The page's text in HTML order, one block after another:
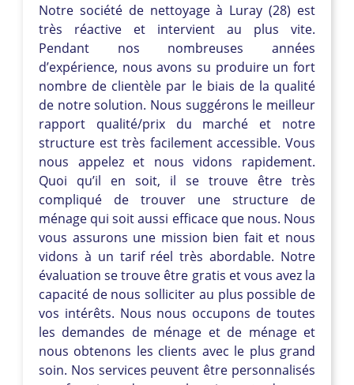
Notre société de nettoyage à Luray (28) est
très réactive et intervient au plus vite.
Pendant nos nombreuses années
d’expérience, nous avons su produire un fort
nombre de clientèle par le biais de la qualité
de notre solution. Nous suggérons le meilleur
rapport qualité/prix du marché et notre
structure est très facilement accessible. Vous
nous appelez et nous vidons rapidement.
Quoi qu’il en soit, il se trouve être très
compliqué de trouver une structure de
ménage qui soit aussi efficace que nous. Nous
vous assurons une mission bien fait et nous
vidons à un tarif réel très abordable. Notre
évaluation se trouve être gratis et vous avez la
capacité de nous solliciter au plus possible de
vos intérêts. Nous nous occupons de toutes
les demandes de ménage et de ménage et
nous obtenons les clients avec le plus grand
soin. Nos services peuvent être personnalisés